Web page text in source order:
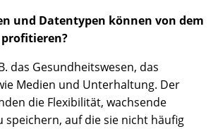
und Datentypen können von dem
das Gesundheitswesen, das
Medien und Unterhaltung. Der
die Flexibilität, wachsende
speichern, auf die sie nicht häufig